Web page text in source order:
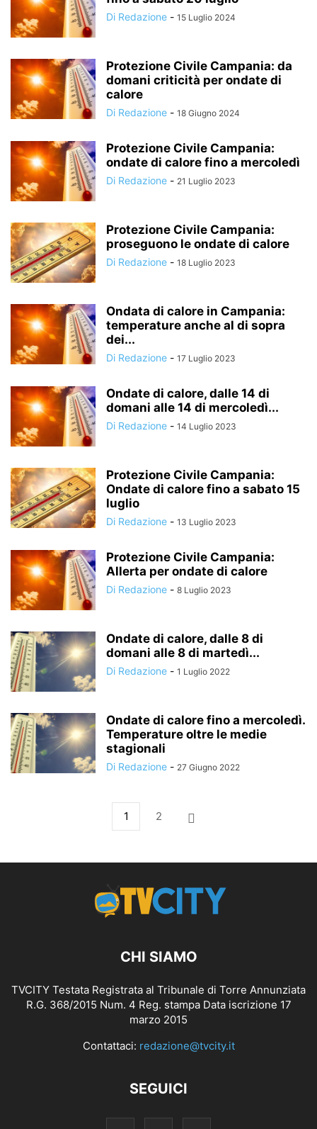
Di Redazione - 15 Luglio 2024
Protezione Civile Campania: da
domani criticità per ondate di
calore
Di Redazione - 18 Giugno 2024
Protezione Civile Campania:
ondate di calore fino a mercoledì
Di Redazione - 21 Luglio 2023
Protezione Civile Campania:
proseguono le ondate di calore
Di Redazione - 18 Luglio 2023
Ondata di calore in Campania:
temperature anche al di sopra
dei...
Di Redazione - 17 Luglio 2023
Ondate di calore, dalle 14 di
domani alle 14 di mercoledì...
Di Redazione - 14 Luglio 2023
Protezione Civile Campania:
Ondate di calore fino a sabato 15
luglio
Di Redazione - 13 Luglio 2023
Protezione Civile Campania:
Allerta per ondate di calore
Di Redazione - 8 Luglio 2023
Ondate di calore, dalle 8 di
domani alle 8 di martedì...
Di Redazione - 1 Luglio 2022
Ondate di calore fino a mercoledì.
Temperature oltre le medie
stagionali
Di Redazione - 27 Giugno 2022
1 2
CHI SIAMO
TVCITY Testata Registrata al Tribunale di Torre Annunziata
R.G. 368/2015 Num. 4 Reg. stampa Data iscrizione 17
marzo 2015
Contattaci: redazione@tvcity.it
SEGUICI